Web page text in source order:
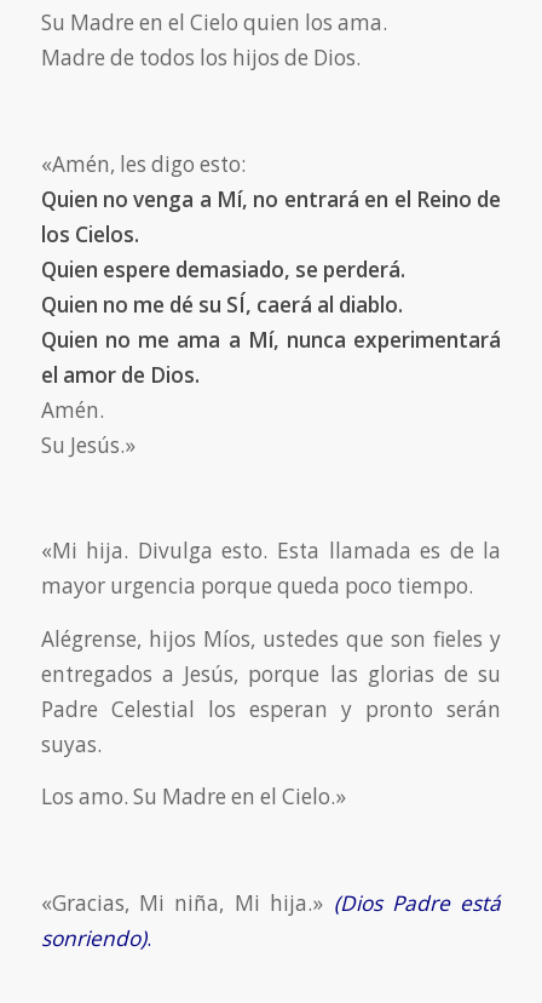
Su Madre en el Cielo quien los ama.
Madre de todos los hijos de Dios.
«Amén, les digo esto:
Quien no venga a Mí, no entrará en el Reino de
los Cielos.
Quien espere demasiado, se perderá.
Quien no me dé su SÍ, caerá al diablo.
Quien no me ama a Mí, nunca experimentará
el amor de Dios.
Amén.
Su Jesús.»
«Mi hija. Divulga esto. Esta llamada es de la
mayor urgencia porque queda poco tiempo.
Alégrense, hijos Míos, ustedes que son fieles y
entregados a Jesús, porque las glorias de su
Padre Celestial los esperan y pronto serán
suyas.
Los amo. Su Madre en el Cielo.»
«Gracias, Mi niña, Mi hija.» (Dios Padre está
sonriendo).